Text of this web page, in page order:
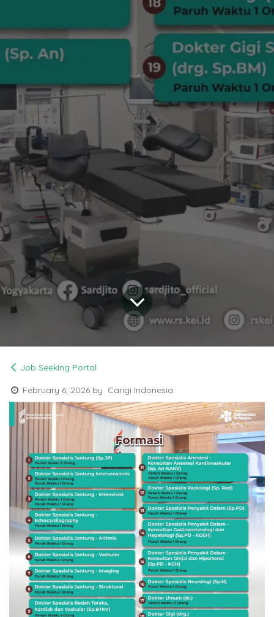
Job Seeking Portal
February 6, 2026 by Carigi Indonesia